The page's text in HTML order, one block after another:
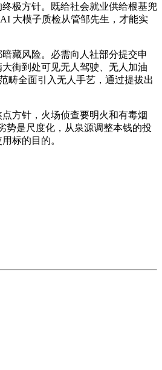
极方针。既给社会就业供给根基兜
大模子质检从管邹先生，才能实
藏风险。必需向人社部分提交申
街到处可见无人驾驶、无人加油
畴全面引入无人手艺，通过提拔出
方针，火场侦查要明火和有毒烟
势是尺度化，从泉源调整本钱的投
标的目的。